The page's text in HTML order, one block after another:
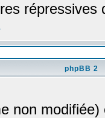
répressives
phpBB 2
non